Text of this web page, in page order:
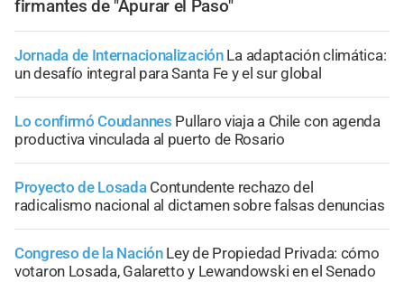
firmantes de "Apurar el Paso"
Jornada de Internacionalización La adaptación climática:
un desafío integral para Santa Fe y el sur global
Lo confirmó Coudannes Pullaro viaja a Chile con agenda
productiva vinculada al puerto de Rosario
Proyecto de Losada Contundente rechazo del
radicalismo nacional al dictamen sobre falsas denuncias
Congreso de la Nación Ley de Propiedad Privada: cómo
votaron Losada, Galaretto y Lewandowski en el Senado